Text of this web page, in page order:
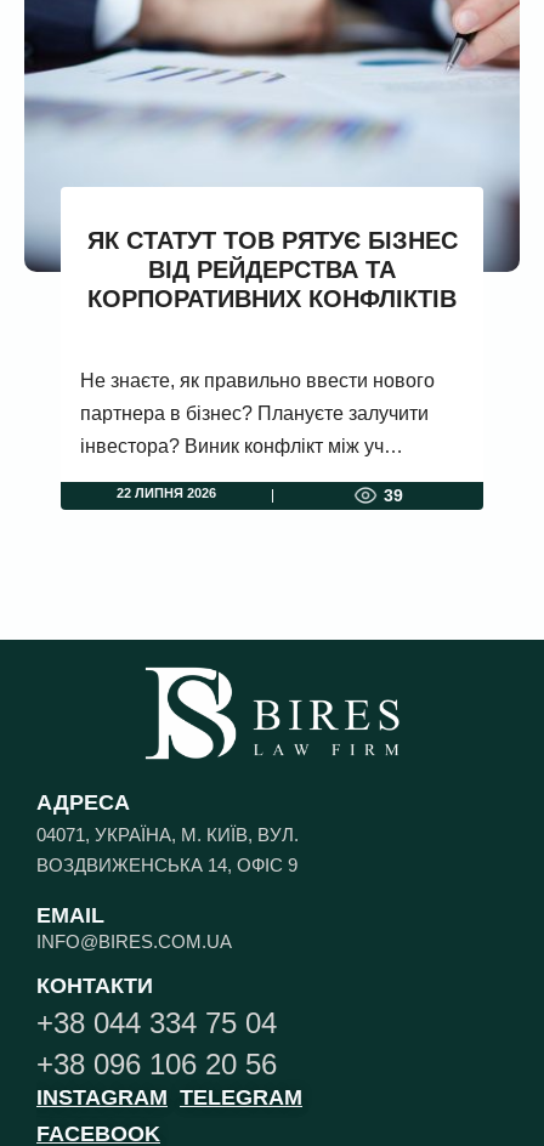
ЯК СТАТУТ ТОВ РЯТУЄ БІЗНЕС
ВІД РЕЙДЕРСТВА ТА
КОРПОРАТИВНИХ КОНФЛІКТІВ
Не знаєте, як правильно ввести нового
партнера в бізнес? Плануєте залучити
інвестора? Виник конфлікт між уч…
22 ЛИПНЯ 2026 39
АДРЕСА
04071, УКРАЇНА, М. КИЇВ, ВУЛ.
ВОЗДВИЖЕНСЬКА 14, ОФІС 9
EMAIL
INFO@BIRES.COM.UA
КОНТАКТИ
+38 044 334 75 04
+38 096 106 20 56
INSTAGRAM TELEGRAM
FACEBOOK